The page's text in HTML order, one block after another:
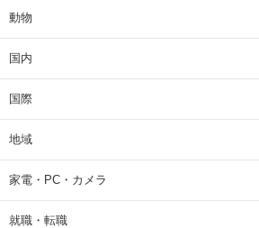
動物
国内
国際
地域
家電・PC・カメラ
就職・転職